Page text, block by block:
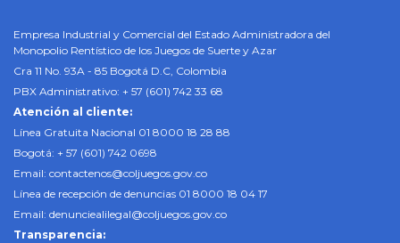
Empresa Industrial y Comercial del Estado Administradora del
Monopolio Rentístico de los Juegos de Suerte y Azar
Cra 11 No. 93A - 85 Bogotá D.C, Colombia
PBX Administrativo: + 57 (601) 742 33 68
Atención al cliente:
Línea Gratuita Nacional 01 8000 18 28 88
Bogotá: + 57 (601) 742 0698
Email: contactenos@coljuegos.gov.co
Línea de recepción de denuncias 01 8000 18 04 17
Email: denunciealilegal@coljuegos.gov.co
Transparencia: